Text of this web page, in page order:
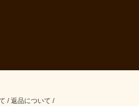
/ 返品について /